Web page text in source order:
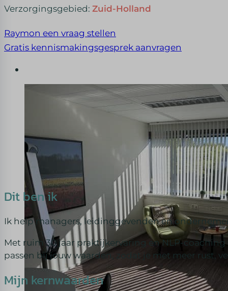
Verzorgingsgebied: Zuid-Holland
Raymon een vraag stellen
Gratis kennismakingsgesprek aanvragen
Dit ben ik
Ik help managers, leidinggevenden en
Met ruim 30 jaar praktijkervaring en NLP-
passen bij jouw waarden, zodat je met meer rust,
Mijn kernwaarden